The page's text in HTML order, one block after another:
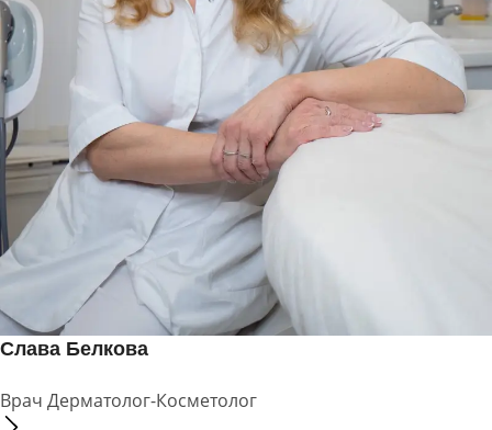
Слава Белкова
Врач Дерматолог-Косметолог